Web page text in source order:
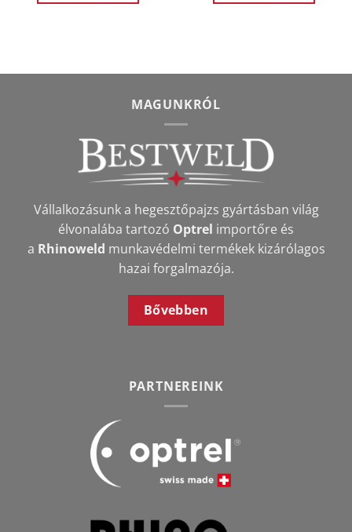
MAGUNKRÓL
Vállalkozásunk a hegesztőpajzs gyártásban világ
élvonalába tartozó Optrel importőre és
a Rhinoweld munkavédelmi termékek kizárólagos
hazai forgalmazója.
Bővebben
PARTNEREINK